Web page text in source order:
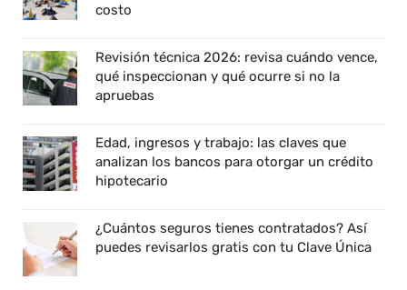
costo
Revisión técnica 2026: revisa cuándo vence,
qué inspeccionan y qué ocurre si no la
apruebas
Edad, ingresos y trabajo: las claves que
analizan los bancos para otorgar un crédito
hipotecario
¿Cuántos seguros tienes contratados? Así
puedes revisarlos gratis con tu Clave Única